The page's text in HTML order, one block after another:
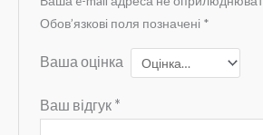
Обов’язкові поля позначені *
Ваша оцінка
Ваш відгук *